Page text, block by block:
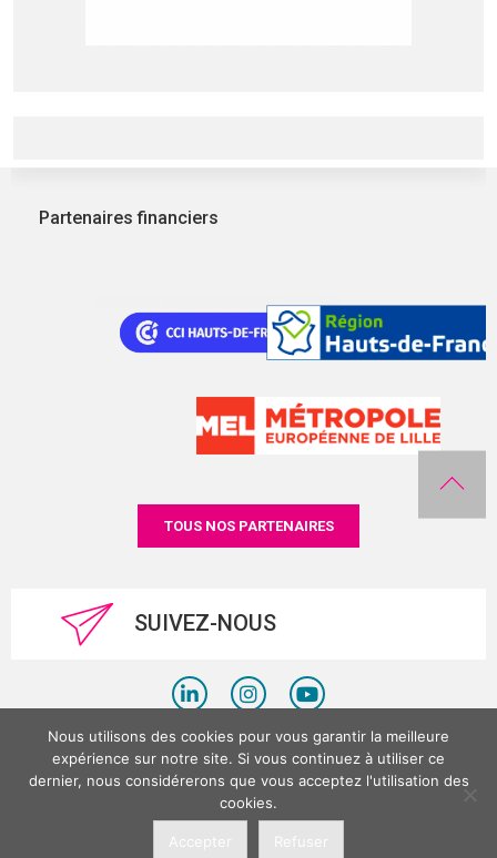
Partenaires financiers
TOUS NOS PARTENAIRES
SUIVEZ-NOUS
Politique de confidentialité
Mentions légales
Nous utilisons des cookies pour vous garantir la meilleure
expérience sur notre site. Si vous continuez à utiliser ce
dernier, nous considérerons que vous acceptez l'utilisation des
cookies.
Accepter Refuser